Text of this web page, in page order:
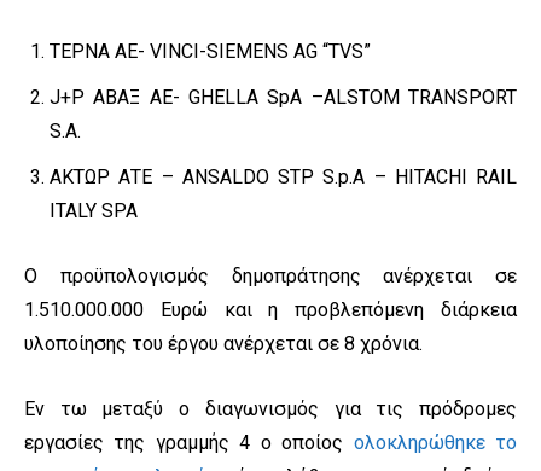
ΤΕΡΝΑ ΑΕ- VINCI-SIEMENS AG “TVS”
J+P ΑΒΑΞ ΑΕ- GHELLA SpA –ALSTOM TRANSPORT
S.A.
ΑΚΤΩΡ ΑΤΕ – ANSALDO STP S.p.A – HITACHI RAIL
ITALY SPA
Ο προϋπολογισμός δημοπράτησης ανέρχεται σε
1.510.000.000 Ευρώ και η προβλεπόμενη διάρκεια
υλοποίησης του έργου ανέρχεται σε 8 χρόνια.
Εν τω μεταξύ ο διαγωνισμός για τις πρόδρομες
εργασίες της γραμμής 4 ο οποίος ολοκληρώθηκε το